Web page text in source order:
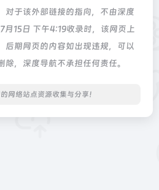
对于该外部链接的指向，不由深度
15日 下午4:19收录时，该网页上
后期网页的内容如出现违规，可以
除，深度导航不承担任何责任。
网络站点资源收集与分享！